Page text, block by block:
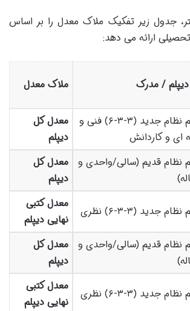
جدول زیر تفکیک ملاک معدل را بر اساس
ارائه می دهد:
/ مدرک ملاک معدل
دیپلم نظام جدید (۳-۳-۶) فنی و
ای و کاردانش
معدل کل
دیپلم
نظام قدیم (سالی/واحدی و
معدل کل
دیپلم
جدید (۳-۳-۶) نظری
معدل کتبی
نهایی دیپلم
نظام قدیم (سالی/واحدی و
معدل کل
دیپلم
جدید (۳-۳-۶) نظری
معدل کتبی
نهایی دیپلم